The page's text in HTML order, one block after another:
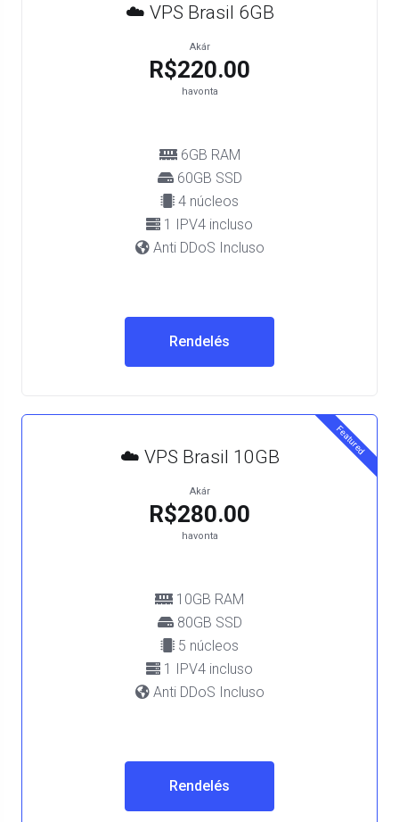
☁️ VPS Brasil 6GB
Akár
R$220.00
havonta
6GB RAM
60GB SSD
4 núcleos
1 IPV4 incluso
Anti DDoS Incluso
Rendelés
Featured
☁️ VPS Brasil 10GB
Akár
R$280.00
havonta
10GB RAM
80GB SSD
5 núcleos
1 IPV4 incluso
Anti DDoS Incluso
Rendelés